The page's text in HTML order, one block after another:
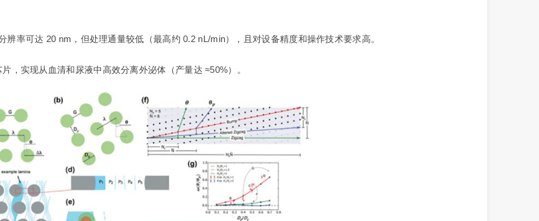
辨率可达 20 nm，但处理通量较低（最高约 0.2 nL/min），且对设备精度和操作技术要求高。
，实现从血清和尿液中高效分离外泌体（产量达 ≈50%）。